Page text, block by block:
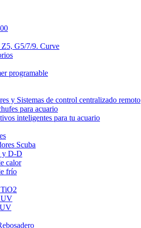
G5/7/9. Curve
programable
y Sistemas de control centralizado remoto
para acuario
inteligentes para tu acuario
Scuba
y D-D
calor
frío
UV